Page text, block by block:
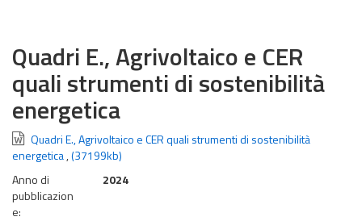
Quadri E., Agrivoltaico e CER
quali strumenti di sostenibilità
energetica
Quadri E., Agrivoltaico e CER quali strumenti di sostenibilità
energetica,(37199kb)
Anno di
pubblicazion
e:
2024